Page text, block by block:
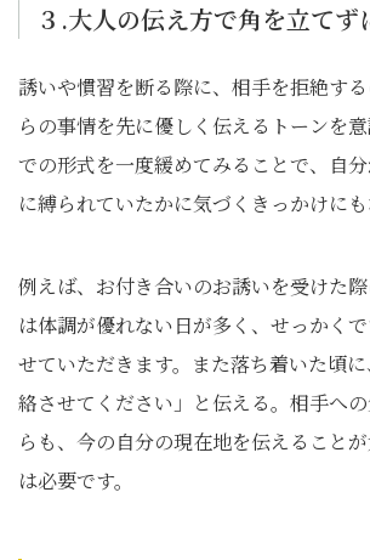
３.大人の伝え方で角を立てず
誘いや慣習を断る際に、相手を拒絶す
らの事情を先に優しく伝えるトーンを
での形式を一度緩めてみることで、自
に縛られていたかに気づくきっかけにも
例えば、お付き合いのお誘いを受けた
は体調が優れない日が多く、せっかく
せていただきます。また落ち着いた頃
絡させてください」と伝える。相手へ
らも、今の自分の現在地を伝えること
は必要です。